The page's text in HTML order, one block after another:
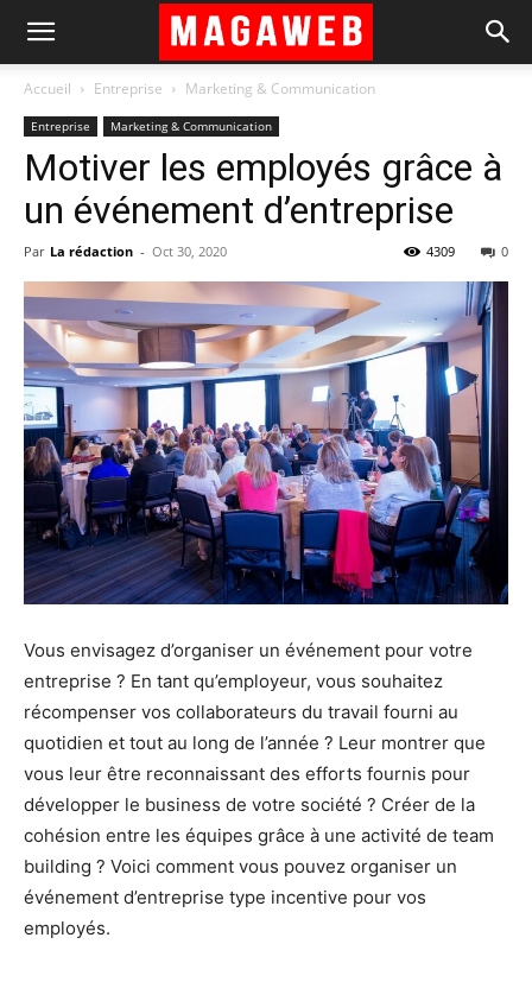
Accueil Entreprise Marketing & Communication
Entreprise Marketing & Communication
Motiver les employés grâce à
un événement d’entreprise
Par La rédaction - Oct 30, 2020 0
4309
Vous envisagez d’organiser un événement pour votre
entreprise ? En tant qu’employeur, vous souhaitez
récompenser vos collaborateurs du travail fourni au
quotidien et tout au long de l’année ? Leur montrer que
vous leur être reconnaissant des efforts fournis pour
développer le business de votre société ? Créer de la
cohésion entre les équipes grâce à une activité de team
building ? Voici comment vous pouvez organiser un
événement d’entreprise type incentive pour vos
employés.